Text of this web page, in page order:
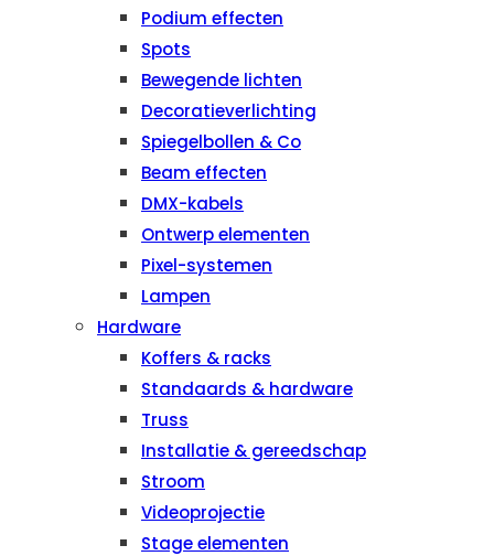
Podium effecten
Spots
Bewegende lichten
Decoratieverlichting
Spiegelbollen & Co
Beam effecten
DMX-kabels
Ontwerp elementen
Pixel-systemen
Lampen
Hardware
Koffers & racks
Standaards & hardware
Truss
Installatie & gereedschap
Stroom
Videoprojectie
Stage elementen